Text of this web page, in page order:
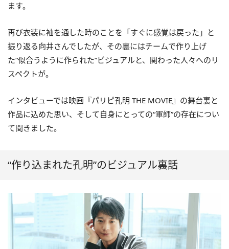
ます。
再び衣装に袖を通した時のことを「すぐに感覚は戻った」と
振り返る向井さんでしたが、その裏にはチームで作り上げ
た“似合うように作られた”ビジュアルと、関わった人々へのリ
スペクトが。
インタビューでは映画『パリピ孔明 THE MOVIE』の舞台裏と
作品に込めた思い、そして自身にとっての“軍師”の存在につい
て聞きました。
“作り込まれた孔明”のビジュアル裏話